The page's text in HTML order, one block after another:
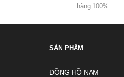
hãng 100%
SẢN PHẨM
ĐỒNG HỒ NAM